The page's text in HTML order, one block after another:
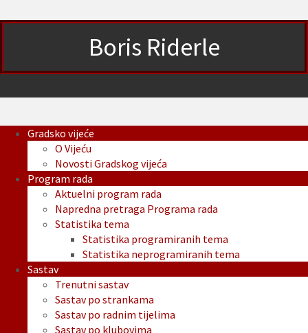
Boris Riderle
Gradsko vijeće
O Vijeću
Novosti Gradskog vijeća
Program rada
Aktuelni program rada
Napredna pretraga Programa rada
Statistika tema
Statistika programiranih tema
Statistika neprogramiranih tema
Sastav
Trenutni sastav
Sastav po strankama
Sastav po radnim tijelima
Sastav po klubovima